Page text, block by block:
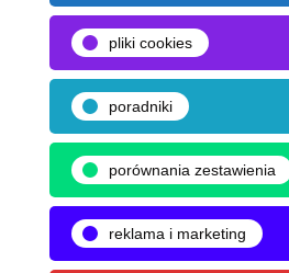
pliki cookies
poradniki
porównania zestawienia
reklama i marketing